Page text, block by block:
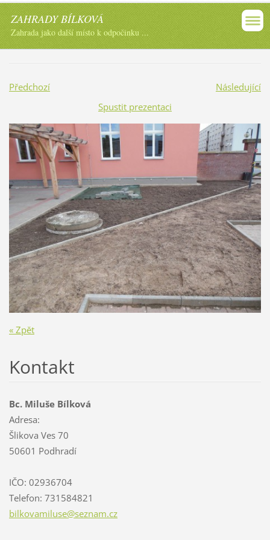
ZAHRADY BÍLKOVÁ
Zahrada jako další místo k odpočinku ...
Předchozí
Následující
Spustit prezentaci
« Zpět
Kontakt
Bc. Miluše Bílková
Adresa:
Šlikova Ves 70
50601 Podhradí
IČO: 02936704
Telefon: 731584821
bilkovamiluse@seznam.cz